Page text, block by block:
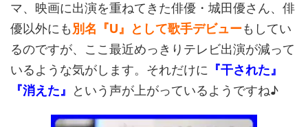
マ、映画に出演を重ねてきた俳優・城田優さん、俳
優以外にも 別名『U』として歌手デビューもしてい
るのですが、ここ最近めっきりテレビ出演が減って
いるような気がします。それだけに 『干された』
『消えた』
という声が上がっているようですね♪